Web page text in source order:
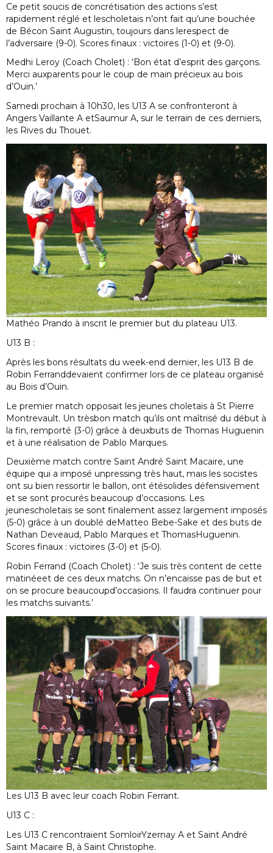
Ce petit soucis de concrétisation des actions s’est
rapidement réglé et lescholetais n’ont fait qu’une bouchée
de Bécon Saint Augustin, toujours dans lerespect de
l’adversaire (9-0). Scores finaux : victoires (1-0) et (9-0).
Medhi Leroy (Coach Cholet) : ‘Bon état d’esprit des garçons.
Merci auxparents pour le coup de main précieux au bois
d’Ouin.’
Samedi prochain à 10h30, les U13 A se confronteront à
Angers Vaillante A etSaumur A, sur le terrain de ces derniers,
les Rives du Thouet.
Mathéo Prando à inscrit le premier but du plateau U13.
U13 B :
Après les bons résultats du week-end dernier, les U13 B de
Robin Ferranddevaient confirmer lors de ce plateau organisé
au Bois d’Ouin.
Le premier match opposait les jeunes choletais à St Pierre
Montrevault. Un trèsbon match qu’ils ont maîtrisé du début à
la fin, remporté (3-0) grâce à deuxbuts de Thomas Huguenin
et à une réalisation de Pablo Marques.
Deuxième match contre Saint André Saint Macaire, une
équipe qui a imposé unpressing très haut, mais les socistes
ont su bien ressortir le ballon, ont étésolides défensivement
et se sont procurés beaucoup d’occasions. Les
jeunescholetais se sont finalement assez largement imposés
(5-0) grâce à un doublé deMatteo Bebe-Sake et des buts de
Nathan Deveaud, Pablo Marques et ThomasHuguenin.
Scores finaux : victoires (3-0) et (5-0).
Robin Ferrand (Coach Cholet) : ‘Je suis très content de cette
matinéeet de ces deux matchs. On n’encaisse pas de but et
on se procure beaucoupd’occasions. Il faudra continuer pour
les matchs suivants.’
Les U13 B avec leur coach Robin Ferrant.
U13 C :
Les U13 C rencontraient SomloirYzernay A et Saint André
Saint Macaire B, à Saint Christophe.